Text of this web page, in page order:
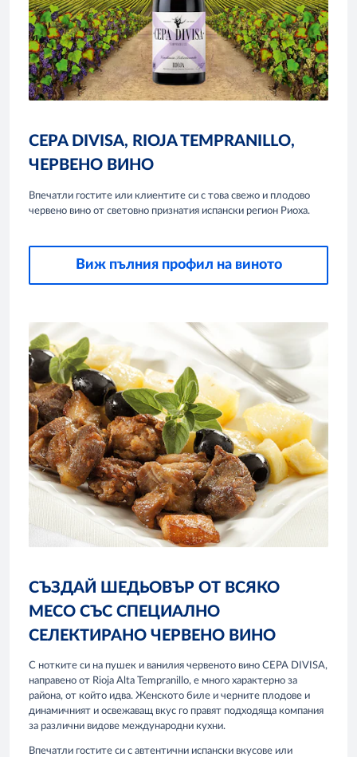
CEPA DIVISA, RIOJA TEMPRANILLO,
ЧЕРВЕНО ВИНО
Впечатли гостите или клиентите си с това свежо и плодово
червено вино от световно признатия испански регион Риоха.
Виж пълния профил на виното
СЪЗДАЙ ШЕДЬОВЪР ОТ ВСЯКО
МЕСО СЪС СПЕЦИАЛНО
СЕЛЕКТИРАНО ЧЕРВЕНО ВИНО
С нотките си на пушек и ванилия червеното вино CEPA DIVISA,
направено от Rioja Alta Tempranillo, е много характерно за
района, от който идва. Женското биле и черните плодове и
динамичният и освежаващ вкус го правят подходяща компания
за различни видове международни кухни.
Впечатли гостите си с автентични испански вкусове или